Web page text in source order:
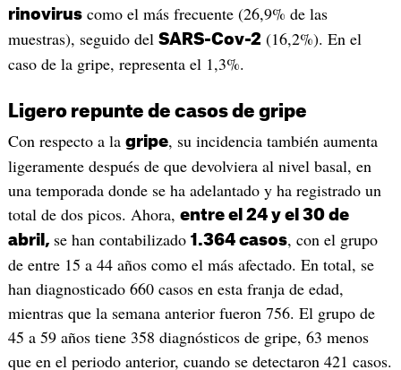
rinoviruscomo el más frecuente (26,9% de las
muestras), seguido del SARS-Cov-2 (16,2%). En el
caso de la gripe, representa el 1,3%.
Ligero repunte de casos de gripe
Con respecto a la gripe, su incidencia también aumenta
ligeramente después de que devolviera al nivel basal, en
una temporada donde se ha adelantado y ha registrado un
total de dos picos. Ahora, entre el 24 y el 30 de
abril, se han contabilizado 1.364 casos, con el grupo
de entre 15 a 44 años como el más afectado. En total, se
han diagnosticado 660 casos en esta franja de edad,
mientras que la semana anterior fueron 756. El grupo de
45 a 59 años tiene 358 diagnósticos de gripe, 63 menos
que en el periodo anterior, cuando se detectaron 421 casos.